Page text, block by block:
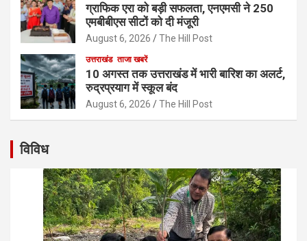
ग्राफिक एरा को बड़ी सफलता, एनएमसी ने 250
एमबीबीएस सीटों को दी मंजूरी
August 6, 2026 The Hill Post
उत्तराखंड ताजा खबरें
10 अगस्त तक उत्तराखंड में भारी बारिश का अलर्ट,
रुद्रप्रयाग में स्कूल बंद
August 6, 2026 The Hill Post
विविध